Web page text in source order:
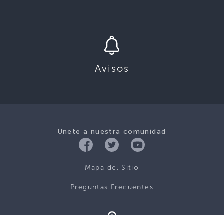
Avisos
Únete a nuestra comunidad
Mapa del Sitio
Preguntas Frecuentes